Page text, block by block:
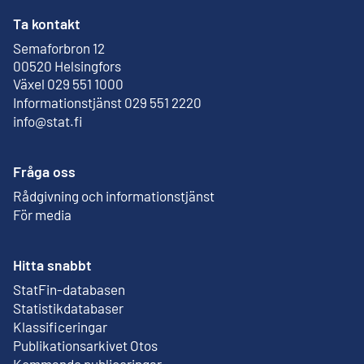
Ta kontakt
Semaforbron 12
00520 Helsingfors
Extern länk
Växel 029 551 1000
Informationstjänst 029 551 2220
info@stat.fi
Fråga oss
Rådgivning och informationstjänst
För media
Hitta snabbt
StatFin-databasen
Extern länk
Statistikdatabaser
Klassificeringar
Publikationsarkivet Otos
Extern länk